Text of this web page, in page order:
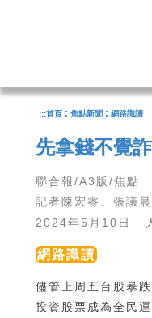
:::首頁 : 焦點新聞 : 網路識讀
先拿錢不覺
聯合報/A3版/焦點
記者陳宏睿、張議
2024年5月10日
網路識讀
儘管上周五台股暴
投資股票成為全民